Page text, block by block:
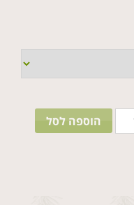
הוספה לסל